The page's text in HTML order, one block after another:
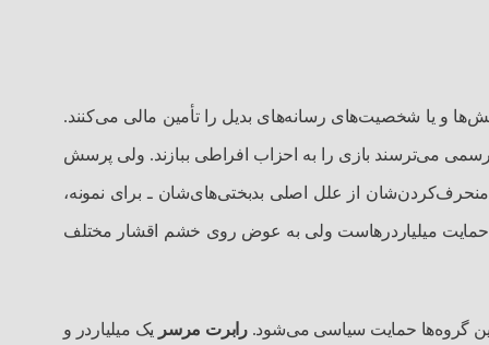
و یا شخصیت‌های رسانه‌های بدیل را تأمین مالی می‌کنند.
می‌ترسند بازی را به احزاب افراطی ببازند. ولی پرسش
از علل اصلی بدبختی‌های‌شان ـ برای نمونه،
میلیاردرهاست ولی به عوض روی خشم اقشار مختلف
گروه‌ها حمایت سیاسی می‌شود.رابرت مرسر یک میلیاردر و